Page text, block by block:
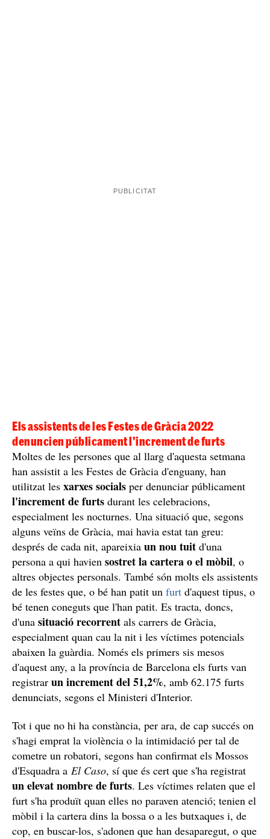
Els assistents de les Festes de Gràcia 2022
denuncien públicament l'increment de furts
Moltes de les persones que al llarg d'aquesta setmana
han assistit a les Festes de Gràcia d'enguany, han
utilitzat les xarxes socials per denunciar públicament
l'increment de furts durant les celebracions,
especialment les nocturnes. Una situació que, segons
alguns veïns de Gràcia, mai havia estat tan greu:
després de cada nit, apareixia un nou tuit d'una
persona a qui havien sostret la cartera o el mòbil, o
altres objectes personals. També són molts els assistents
de les festes que, o bé han patit un furt d'aquest tipus, o
bé tenen coneguts que l'han patit. Es tracta, doncs,
d'una situació recorrent als carrers de Gràcia,
especialment quan cau la nit i les víctimes potencials
abaixen la guàrdia. Només els primers sis mesos
d'aquest any, a la província de Barcelona els furts van
registrar un increment del 51,2%, amb 62.175 furts
denunciats, segons el Ministeri d'Interior.